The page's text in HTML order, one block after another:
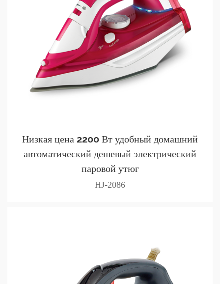
Низкая цена 2200 Вт удобный домашний
автоматический дешевый электрический
паровой утюг
HJ-2086